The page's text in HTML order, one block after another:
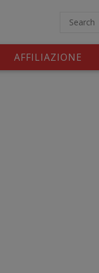
AFFILIAZIONE